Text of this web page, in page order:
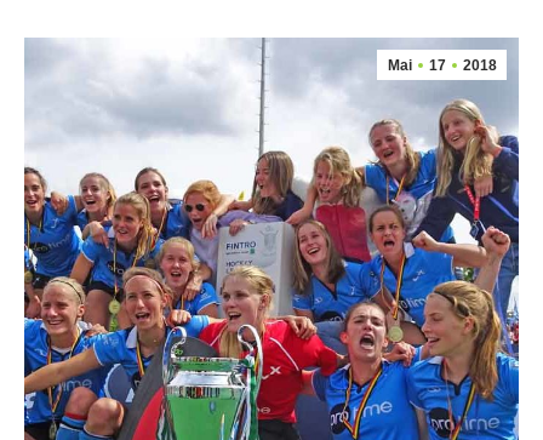
Mai 17 2018